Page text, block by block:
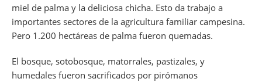
miel de palma y la deliciosa chicha. Esto da trabajo a
importantes sectores de la agricultura familiar campesina.
Pero 1.200 hectáreas de palma fueron quemadas.
El bosque, sotobosque, matorrales, pastizales, y
humedales fueron sacrificados por pirómanos